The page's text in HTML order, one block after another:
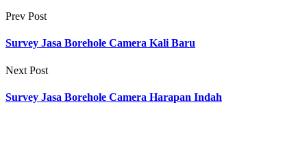
Prev Post
Survey Jasa Borehole Camera Kali Baru
Next Post
Survey Jasa Borehole Camera Harapan Indah